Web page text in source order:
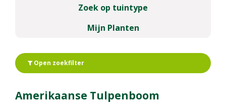
Zoek op tuintype
Mijn Planten
Open zoekfilter
Amerikaanse Tulpenboom